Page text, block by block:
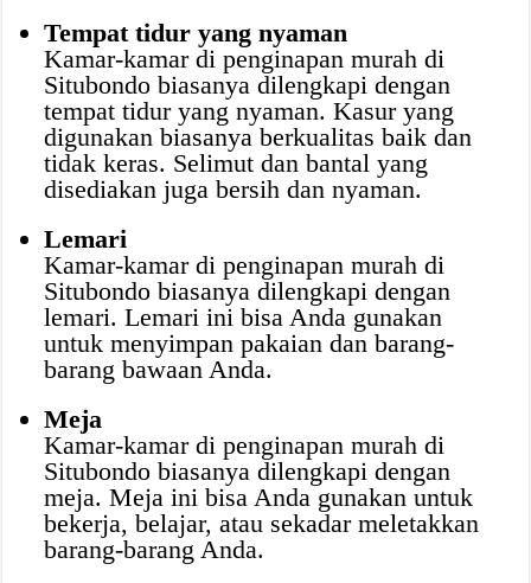
Tempat tidur yang nyaman
Kamar-kamar di penginapan murah di
Situbondo biasanya dilengkapi dengan
tempat tidur yang nyaman. Kasur yang
digunakan biasanya berkualitas baik dan
tidak keras. Selimut dan bantal yang
disediakan juga bersih dan nyaman.
Lemari
Kamar-kamar di penginapan murah di
Situbondo biasanya dilengkapi dengan
lemari. Lemari ini bisa Anda gunakan
untuk menyimpan pakaian dan barang-
barang bawaan Anda.
Meja
Kamar-kamar di penginapan murah di
Situbondo biasanya dilengkapi dengan
meja. Meja ini bisa Anda gunakan untuk
bekerja, belajar, atau sekadar meletakkan
barang-barang Anda.